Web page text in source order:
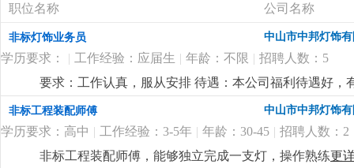
职位名称 公司名称
非标灯饰业务员 中山市中邦灯饰
学历要求： | 工作经验：应届生 | 年龄：不限 | 招聘人数：5
要求：工作认真，服从安排 待遇：本公司福利待遇好，
非标工程装配师傅 中山市中邦灯饰
学历要求：高中 | 工作经验：3-5年 | 年龄：30-45 | 招聘人数：2
非标工程装配师傅，能够独立完成一支灯，操作熟练更